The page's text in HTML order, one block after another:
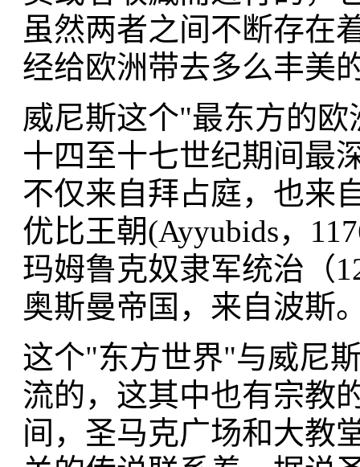
虽然两者之间不断存在
经给欧洲带去多么丰美
威尼斯这个"最东方的
十四至十七世纪期间最
不仅来自拜占庭，也来
优比王朝(Ayyubids，
玛姆鲁克奴隶军统治（
奥斯曼帝国，来自波斯
这个"东方世界"与威尼
流的，这其中也有宗教
间，圣马克广场和大教